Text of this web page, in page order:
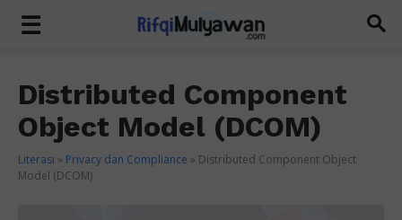
Distributed Component
Object Model (DCOM)
Literasi » Privacy dan Compliance » Distributed Component Object
Model (DCOM)